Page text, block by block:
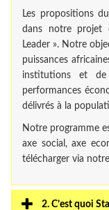
Les propositions
dans notre projet
Leader ». Notre
puissances
institutions et de
performances
délivrés à la
Notre programme
axe social, axe
télécharger via
2. C’est quoi